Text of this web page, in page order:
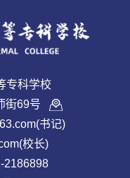
专科学校
街69号
书记)
校长)
2186898